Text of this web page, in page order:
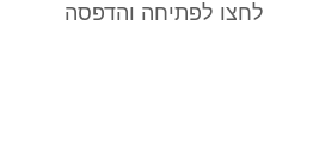
לחצו לפתיחה והדפסה